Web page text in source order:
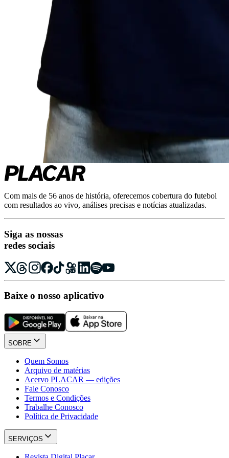
Com mais de 56 anos de história, oferecemos cobertura do futebol
com resultados ao vivo, análises precisas e notícias atualizadas.
Siga as nossas
redes sociais
Baixe o nosso aplicativo
SOBRE
Quem Somos
Arquivo de matérias
Acervo PLACAR — edições
Fale Conosco
Termos e Condições
Trabalhe Conosco
Política de Privacidade
SERVIÇOS